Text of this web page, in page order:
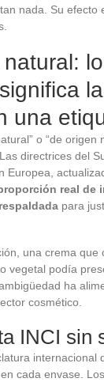
nada. Su efecto
una
o “de origen
directrices del
Europea,
real de
para
una crema que
vegetal podía
ha
cosmético.
INCI sin
internacional
cada envase.